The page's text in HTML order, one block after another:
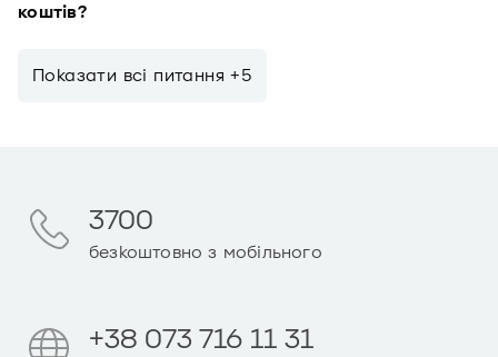
коштів?
Показати всi питання +5
3700
безкоштовно з мобільного
+38 073 716 11 31